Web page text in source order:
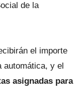
de la
el importe
automática, y el
asignadas para